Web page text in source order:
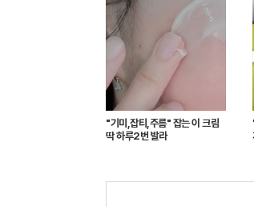
"기미,잡티,주름" 잡는 이 크림
딱 하루2번 발라